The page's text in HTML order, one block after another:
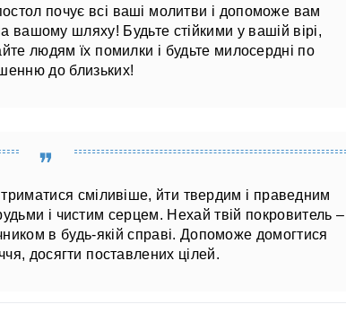
почує всі ваші молитви і допоможе вам
вашому шляху! Будьте стійкими у вашій вірі,
людям їх помилки і будьте милосердні по
до близьких!
сміливіше, йти твердим і праведним
і чистим серцем. Нехай твій покровитель –
в будь-якій справі. Допоможе домогтися
досягти поставлених цілей.